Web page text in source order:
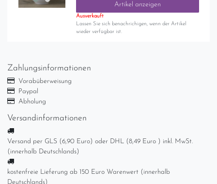
Artikel anzeigen
Ausverkauft
Lassen Sie sich benachrichigen, wenn der Artikel
wieder verfügbar ist.
Zahlungsinformationen
Vorabüberweisung
Paypal
Abholung
Versandinformationen
Versand per GLS (6,90 Euro) oder DHL (8,49 Euro ) inkl. MwSt.
(innerhalb Deutschlands)
kostenfreie Lieferung ab 150 Euro Warenwert (innerhalb
Deutschlands)